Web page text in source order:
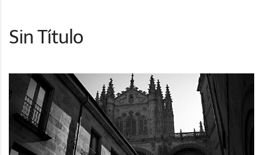
Sin Título